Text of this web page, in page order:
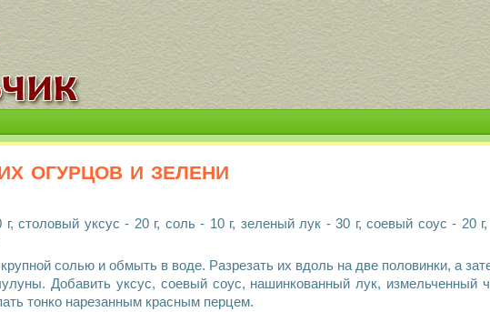
огурцов и зелени
столовый уксус - 20 г, соль - 10 г, зеленый лук - 30 г, соевый соус - 20
солью и обмыть в воде. Разрезать их вдоль на две половинки, а
Добавить уксус, соевый соус, нашинкованный лук, измельченный
тонко нарезанным красным перцем.